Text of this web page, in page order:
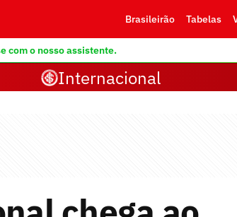
Brasileirão Tabelas
com o nosso assistente.
Internacional